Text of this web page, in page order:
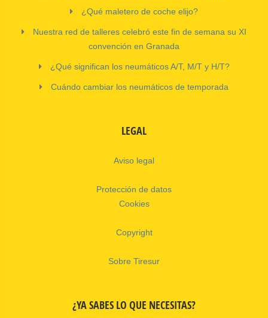
¿Qué maletero de coche elijo?
Nuestra red de talleres celebró este fin de semana su XI
convención en Granada
¿Qué significan los neumáticos A/T, M/T y H/T?
Cuándo cambiar los neumáticos de temporada
LEGAL
Aviso legal
Protección de datos
Cookies
Copyright
Sobre Tiresur
¿YA SABES LO QUE NECESITAS?